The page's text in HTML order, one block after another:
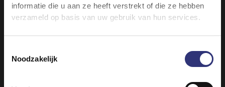
informatie die u aan ze heeft verstrekt of die ze hebben
verzameld op basis van uw gebruik van hun services.
Noodzakelijk
1 grote tomaat, in kwarten
Zout en zwarte peper naar smaak